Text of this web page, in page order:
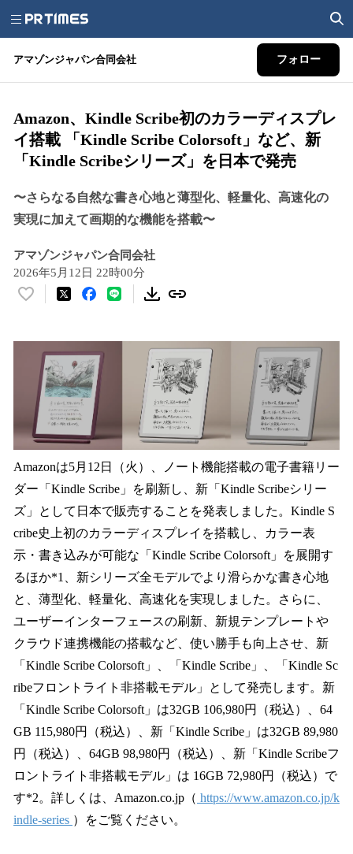
アマゾンジャパン合同会社 フォロー
Amazon、Kindle Scribe初のカラーディスプレ
イ搭載 「Kindle Scribe Colorsoft」など、新
「Kindle Scribeシリーズ」を日本で発売
〜さらなる自然な書き心地と薄型化、軽量化、高速化の
実現に加えて画期的な機能を搭載〜
アマゾンジャパン合同会社
2026年5月12日 22時00分
い
を
読
み
込
み
中
で
Amazonは5月12日（火）、ノート機能搭載の電子書籍リー
ダー「Kindle Scribe」を刷新し、新「Kindle Scribeシリー
ズ」として日本で販売することを発表しました。Kindle S
cribe史上初のカラーディスプレイを搭載し、カラー表
示・書き込みが可能な「Kindle Scribe Colorsoft」を展開す
るほか*1、新シリーズ全モデルでより滑らかな書き心地
と、薄型化、軽量化、高速化を実現しました。さらに、
ユーザーインターフェースの刷新、新規テンプレートや
クラウド連携機能の搭載など、使い勝手も向上させ、新
「Kindle Scribe Colorsoft」、「Kindle Scribe」、「Kindle Sc
ribeフロントライト非搭載モデル」として発売します。新
「Kindle Scribe Colorsoft」は32GB 106,980円（税込）、64
GB 115,980円（税込）、新「Kindle Scribe」は32GB 89,980
円（税込）、64GB 98,980円（税込）、新「Kindle Scribeフ
ロントライト非搭載モデル」は 16GB 72,980円（税込）で
す*2。詳しくは、Amazon.co.jp（ https://www.amazon.co.jp/k
indle-series ）をご覧ください。